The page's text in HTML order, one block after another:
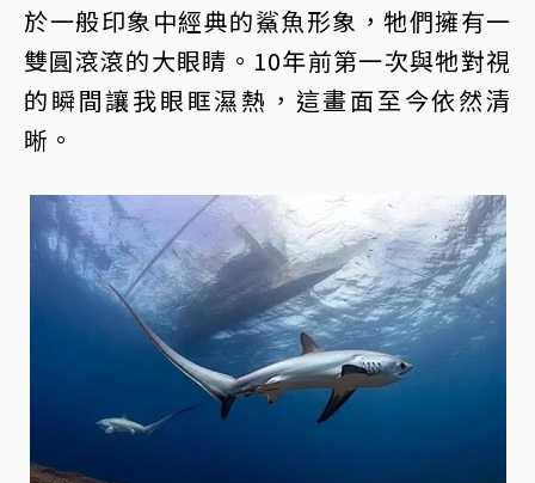
於一般印象中經典的鯊魚形象，牠們擁有一
雙圓滾滾的大眼睛。10年前第一次與牠對視
的瞬間讓我眼眶濕熱，這畫面至今依然清
晰。